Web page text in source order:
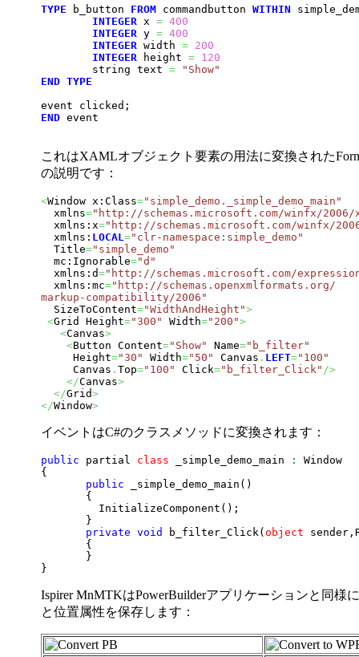
TYPE b_button FROM commandbutton WITHIN
INTEGER x = 400
INTEGER y = 400
INTEGER width = 200
INTEGER height = 120
        string text
=
"Show"
END TYPE
END event
これはXAMLオブジェクト要素の用法に変換された
の説明です：
<Window x:Class="simple_demo._simple_demo_main"
  xmlns
="http://schemas.microsoft.com/winfx/
  xmlns:x
="http://schemas.microsoft.com/winfx/
  xmlns:
LOCAL="clr-namespace:simple_demo"
  Title
="simple_demo"
  mc:Ignorable
="d"
  xmlns:d
="http://schemas.microsoft.com/
  xmlns:mc
="http://schemas.openxmlformats.org/
markup-compatibility/2006"
SizeToContent="WidthAndHeight">
<Grid Height="300" Width="200">
<Canvas>
<Button Content="Show" Name="b_filter"
     Height
="30" Width="50" Canvas . LEFT="100"
     Canvas
. Top="100" Click="b_filter_Click" />
</Canvas>
</Grid>
</Window>
イベントはC#のクラスメソッドに変換されます：
public partial class _simple_demo_main :
{
public _simple_demo_main ( )
{
         InitializeComponent
( ) ;
}
private void b_filter_Click( object
{
}
}
Ispirer MnMTKはPowerBuilderアプリケーションと同様
と位置属性を保存します：